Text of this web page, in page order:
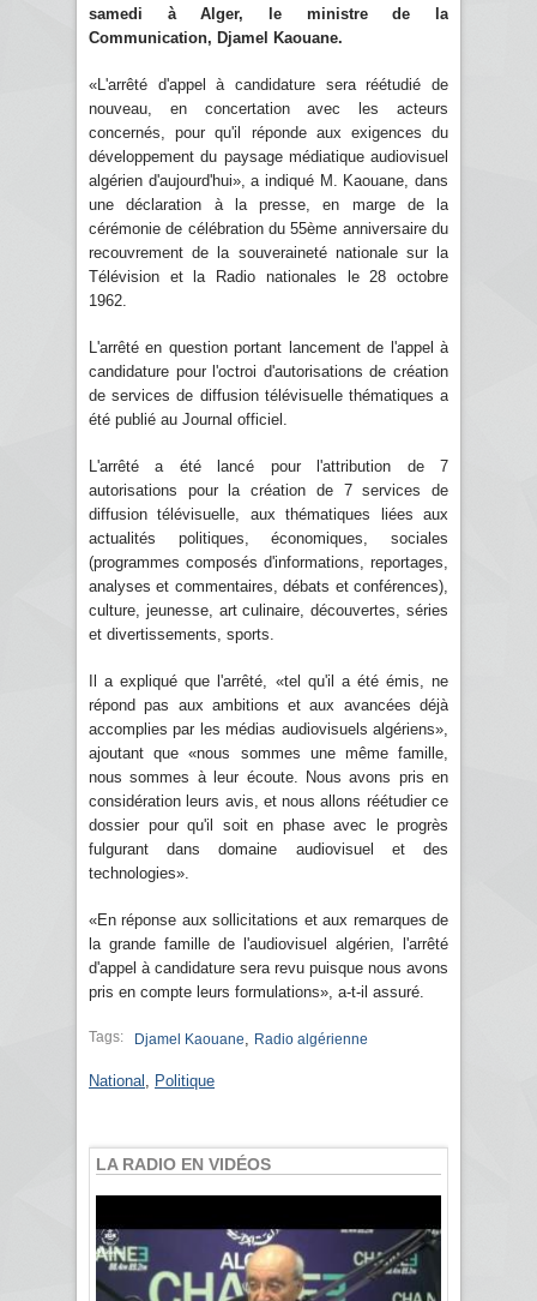
samedi à Alger, le ministre de la
Communication, Djamel Kaouane.
«L'arrêté d'appel à candidature sera réétudié de
nouveau, en concertation avec les acteurs
concernés, pour qu'il réponde aux exigences du
développement du paysage médiatique audiovisuel
algérien d'aujourd'hui», a indiqué M. Kaouane, dans
une déclaration à la presse, en marge de la
cérémonie de célébration du 55ème anniversaire du
recouvrement de la souveraineté nationale sur la
Télévision et la Radio nationales le 28 octobre
1962.
L'arrêté en question portant lancement de l'appel à
candidature pour l'octroi d'autorisations de création
de services de diffusion télévisuelle thématiques a
été publié au Journal officiel.
L'arrêté a été lancé pour l'attribution de 7
autorisations pour la création de 7 services de
diffusion télévisuelle, aux thématiques liées aux
actualités politiques, économiques, sociales
(programmes composés d'informations, reportages,
analyses et commentaires, débats et conférences),
culture, jeunesse, art culinaire, découvertes, séries
et divertissements, sports.
Il a expliqué que l'arrêté, «tel qu'il a été émis, ne
répond pas aux ambitions et aux avancées déjà
accomplies par les médias audiovisuels algériens»,
ajoutant que «nous sommes une même famille,
nous sommes à leur écoute. Nous avons pris en
considération leurs avis, et nous allons réétudier ce
dossier pour qu'il soit en phase avec le progrès
fulgurant dans domaine audiovisuel et des
technologies».
«En réponse aux sollicitations et aux remarques de
la grande famille de l'audiovisuel algérien, l'arrêté
d'appel à candidature sera revu puisque nous avons
pris en compte leurs formulations», a-t-il assuré.
Tags: Djamel Kaouane Radio algérienne
National Politique
LA RADIO EN VIDÉOS